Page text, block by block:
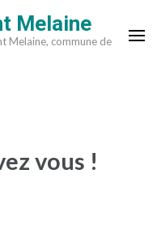
Melaine
Melaine, commune de
vous !